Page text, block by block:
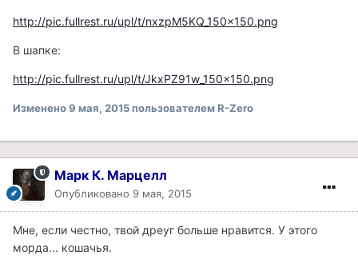
http://pic.fullrest.ru/upl/t/nxzpM5KQ_150x150.png
В шапке:
http://pic.fullrest.ru/upl/t/JkxPZ91w_150x150.png
Изменено9 мая, 2015пользователем R-Zero
Марк К. Марцелл
Опубликовано 9 мая, 2015
Мне, если честно, твой дреуг больше нравится. У этого
морда... кошачья.